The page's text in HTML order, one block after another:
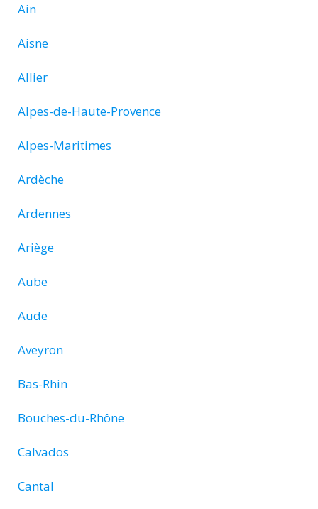
Ain
Aisne
Allier
Alpes-de-Haute-Provence
Alpes-Maritimes
Ardèche
Ardennes
Ariège
Aube
Aude
Aveyron
Bas-Rhin
Bouches-du-Rhône
Calvados
Cantal